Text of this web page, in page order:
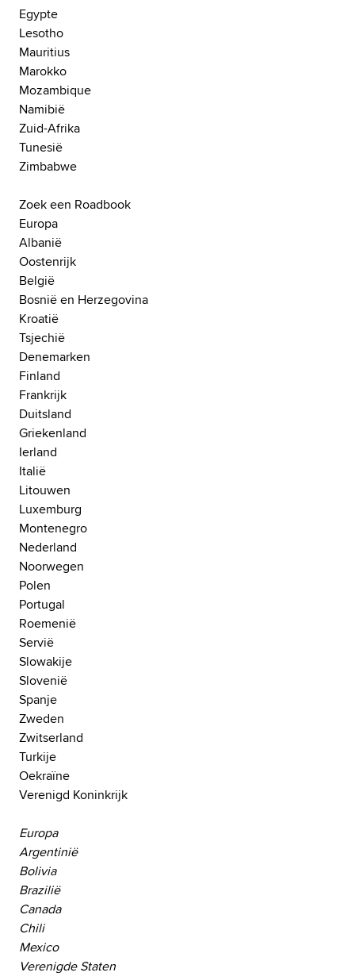
Egypte
Lesotho
Mauritius
Marokko
Mozambique
Namibië
Zuid-Afrika
Tunesië
Zimbabwe
Zoek een Roadbook
Europa
Albanië
Oostenrijk
België
Bosnië en Herzegovina
Kroatië
Tsjechië
Denemarken
Finland
Frankrijk
Duitsland
Griekenland
Ierland
Italië
Litouwen
Luxemburg
Montenegro
Nederland
Noorwegen
Polen
Portugal
Roemenië
Servië
Slowakije
Slovenië
Spanje
Zweden
Zwitserland
Turkije
Oekraïne
Verenigd Koninkrijk
Europa
Argentinië
Bolivia
Brazilië
Canada
Chili
Mexico
Verenigde Staten